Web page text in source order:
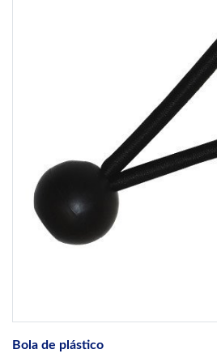
Bola de plástico